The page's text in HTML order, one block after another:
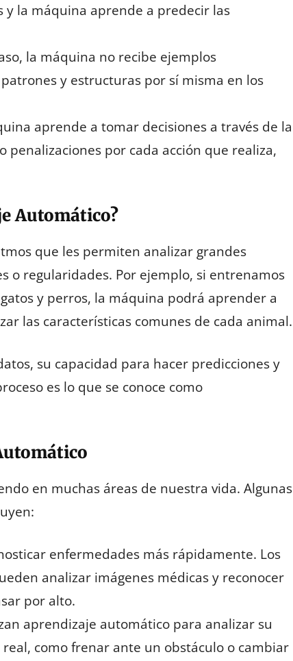
y la máquina aprende a predecir las
la máquina no recibe ejemplos
y estructuras por sí misma en los
aprende a tomar decisiones a través de la
penalizaciones por cada acción que realiza,
Automático?
que les permiten analizar grandes
o regularidades. Por ejemplo, si entrenamos
y perros, la máquina podrá aprender a
las características comunes de cada animal.
su capacidad para hacer predicciones y
es lo que se conoce como
en muchas áreas de nuestra vida. Algunas
enfermedades más rápidamente. Los
analizar imágenes médicas y reconocer
por alto.
aprendizaje automático para analizar su
como frenar ante un obstáculo o cambiar